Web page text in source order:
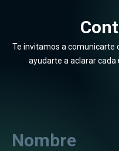
Te invitamos a comunicarte
ayudarte a aclarar cada
Nombre